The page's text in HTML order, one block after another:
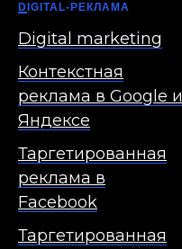
D IGITAL-РЕКЛАМА
Digital marketing
Контекстная
реклама в Google и
Яндексе
Таргетированная
реклама в
Facebook
Таргетированная